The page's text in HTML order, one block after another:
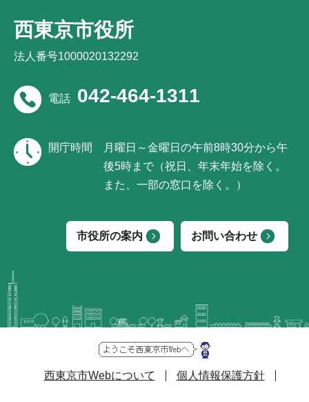
西東京市役所
法人番号1000020132292
電話 042-464-1311
開庁時間
月曜日～金曜日の午前8時30分から午
後5時まで（祝日、年末年始を除く。
また、一部の窓口を除く。）
市役所の案内 お問い合わせ
西東京市Webについて 個人情報保護方針